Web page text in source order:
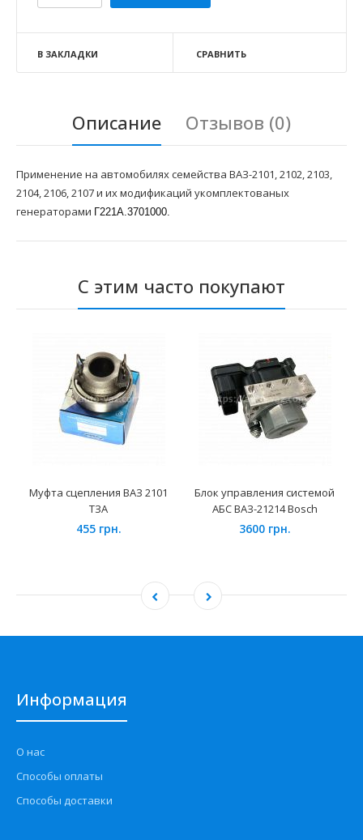
В ЗАКЛАДКИ СРАВНИТЬ
Описание Отзывов (0)
Применение на автомобилях семейства ВАЗ-2101, 2102, 2103,
2104, 2106, 2107 и их модификаций укомплектованых
генераторами Г221А.3701000.
С этим часто покупают
Муфта сцепления ВАЗ 2101
ТЗА
455 грн.
Блок управления системой
АБС ВАЗ-21214 Bosch
3600 грн.
Информация
О нас
Способы оплаты
Способы доставки